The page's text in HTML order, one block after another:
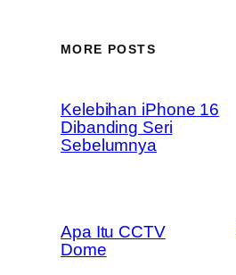
MORE POSTS
Kelebihan iPhone 16
Dibanding Seri
Sebelumnya
Apa Itu CCTV
Dome